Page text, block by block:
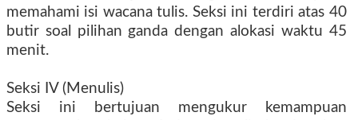
memahami isi wacana tulis. Seksi ini terdiri atas 40
butir soal pilihan ganda dengan alokasi waktu 45
menit.
Seksi IV (Menulis)
Seksi ini bertujuan mengukur kemampuan